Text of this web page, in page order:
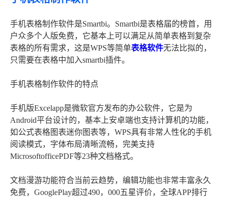
手机表格制作软件是Smartbi。Smartbi是表格届的榜首，用
户众多个人版免费，它基本上可以满足从简单表格到复杂
表格的所有需求，这是WPS等简单表格软件无法比拟的，
只需要在表格中加入smartbi插件。
手机表格制作软件的特点
手机版Excelapp是微软官方发布的办公软件，它是为
Android平台设计的，基本上安卓端也支持计算机的功能，
如公式表格图表迷你图表等，WPS具有非常人性化的手机
阅读模式，字体布局清晰流畅，完美支持
MicrosoftofficePDF等23种文档格式。
文档漫游功能符合当前云趋势，编辑功能也非常丰富永久
免费，GooglePlay超过490，000五星评价，全球APP排行